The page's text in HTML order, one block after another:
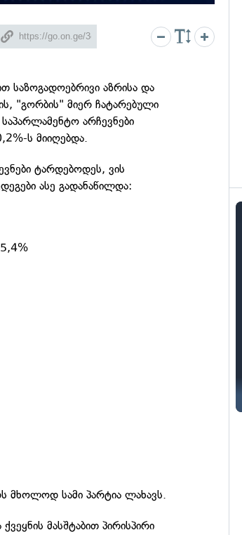
საზოგადოებრივი აზრისა და
"გორბის" მიერ ჩატარებული
არჩევნები
ს მიიღებდა.
ტარდებოდეს, ვის
ასე გადანაწილდა:
მხოლოდ სამი პარტია ლახავს.
მასშტაბით პირისპირი